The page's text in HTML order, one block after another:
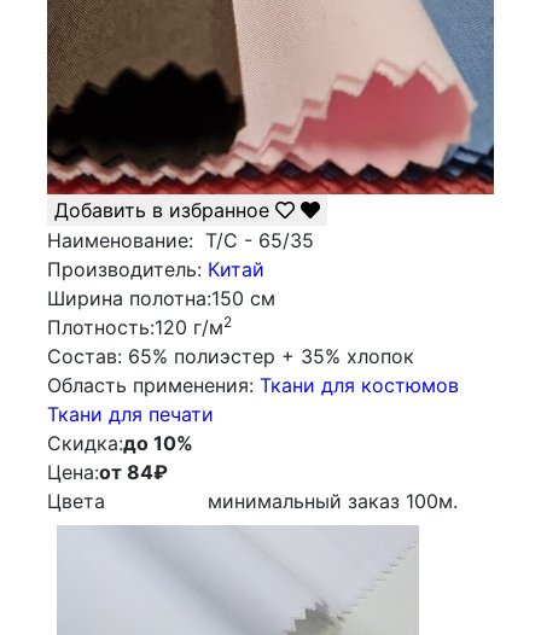
Добавить в избранное
Наименование: Т/С - 65/35
Производитель: Китай
Ширина полотна:150 см
Плотность:120 г/м2
Состав: 65% полиэстер + 35% хлопок
Облаcть применения: Ткани для костюмов
Ткани для печати
Скидка:до 10%
Цена:от 84₽
Цвета
минимальный заказ 100м.